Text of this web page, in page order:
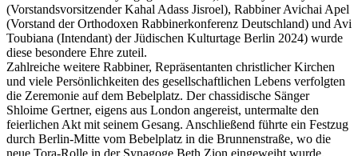
(Vorstandsvorsitzender Kahal Adass Jisroel), Rabbiner Avichai Apel
(Vorstand der Orthodoxen Rabbinerkonferenz Deutschland) und Avi
Toubiana (Intendant) der Jüdischen Kulturtage Berlin 2024) wurde
diese besondere Ehre zuteil.
Zahlreiche weitere Rabbiner, Repräsentanten christlicher Kirchen
und viele Persönlichkeiten des gesellschaftlichen Lebens verfolgten
die Zeremonie auf dem Bebelplatz. Der chassidische Sänger
Shloime Gertner, eigens aus London angereist, untermalte den
feierlichen Akt mit seinem Gesang. Anschließend führte ein Festzug
durch Berlin-Mitte vom Bebelplatz in die Brunnenstraße, wo die
neue Tora-Rolle in der Synagoge Beth Zion eingeweiht wurde.